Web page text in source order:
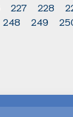
227 228
248 249